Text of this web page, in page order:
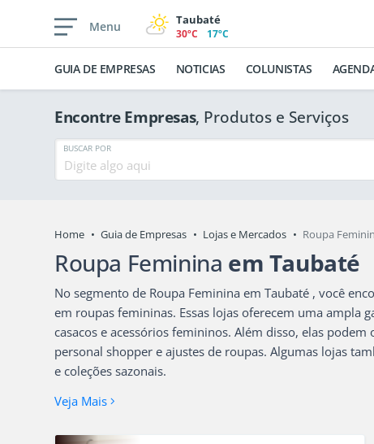
Menu Taubaté
30ºC 17ºC
GUIA DE EMPRESAS NOTICIAS COLUNISTAS
Encontre Empresas, Produtos e Serviços
BUSCAR POR
Home Guia de Empresas Lojas e Mercados Roupa
Roupa Feminina em Taubaté
No segmento de Roupa Feminina em Taubaté , você
em roupas femininas. Essas lojas oferecem uma ampla
casacos e acessórios femininos. Além disso, elas
personal shopper e ajustes de roupas. Algumas lojas
e coleções sazonais.
Veja Mais